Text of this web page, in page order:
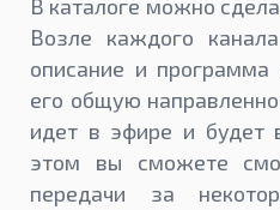
В каталоге можно
Возле каждого
описание и
его общую
идет в эфире и
этом вы сможете
передачи за